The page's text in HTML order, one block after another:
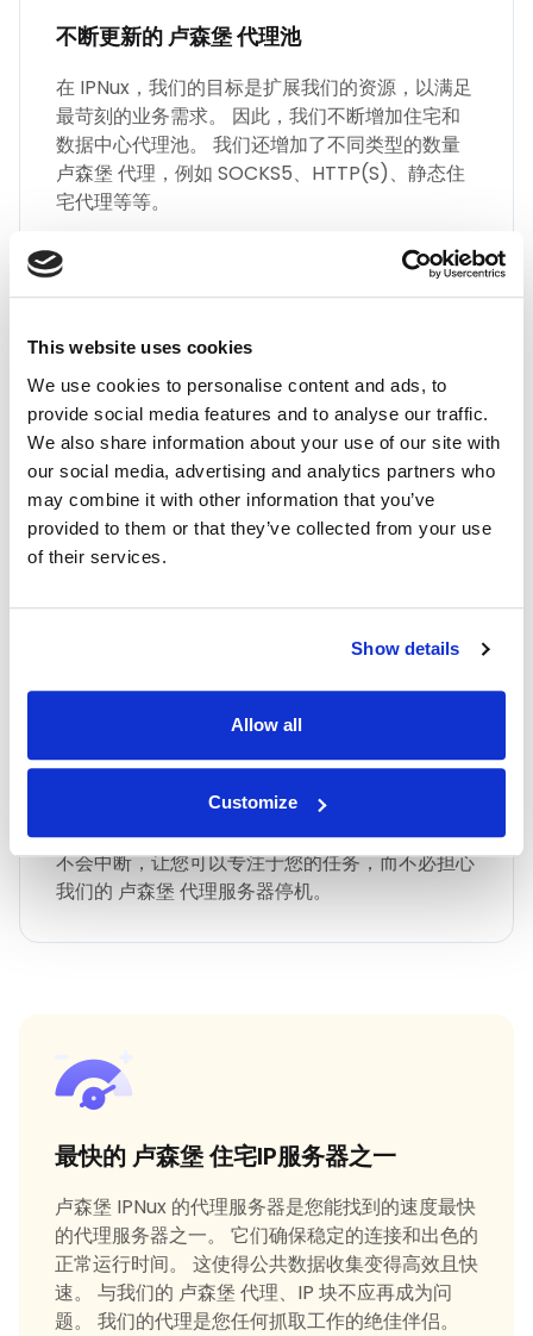
This website uses cookies
We use cookies to personalise content and ads, to
provide social media features and to analyse our traffic.
We also share information about your use of our site with
our social media, advertising and analytics partners who
may combine it with other information that you’ve
provided to them or that they’ve collected from your use
of their services.
Show details
Allow all
Customize
不断更新的 卢森堡 代理池
在 IPNux，我们的目标是扩展我们的资源，以满足
最苛刻的业务需求。 因此，我们不断增加住宅和
数据中心代理池。 我们还增加了不同类型的数量
卢森堡 代理，例如 SOCKS5、HTTP(S)、静态住
宅代理等等。
最高品质
通过 IPnux 采用业界最高质量的代理。 我们的代
理经过精心策划，可提供卓越的性能、无与伦比的
安全性和无缝的在线匿名性。 相信我们对满足您
所有代理需求的质量承诺，包括 卢森堡 住宅代
IPNux 保证一致和可靠的服务，确保您保持连接而
不会中断，让您可以专注于您的任务，而不必担心
我们的 卢森堡 代理服务器停机。
最快的 卢森堡 住宅IP服务器之一
卢森堡 IPNux 的代理服务器是您能找到的速度最快
的代理服务器之一。 它们确保稳定的连接和出色的
正常运行时间。 这使得公共数据收集变得高效且快
速。 与我们的 卢森堡 代理、IP 块不应再成为问
题。 我们的代理是您任何抓取工作的绝佳伴侣。